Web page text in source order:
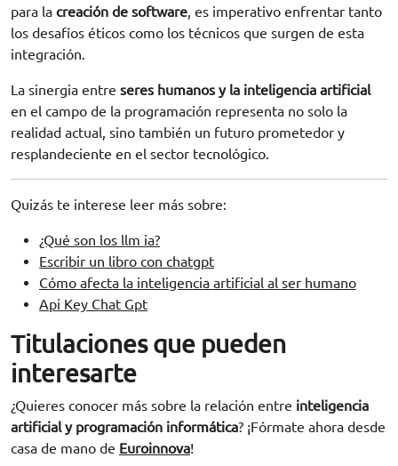
para la creación de software, es imperativo enfrentar tanto
los desafíos éticos como los técnicos que surgen de esta
integración.
La sinergia entre seres humanos y la inteligencia artificial
en el campo de la programación representa no solo la
realidad actual, sino también un futuro prometedor y
resplandeciente en el sector tecnológico.
Quizás te interese leer más sobre:
¿Qué son los llm ia?
Escribir un libro con chatgpt
Cómo afecta la inteligencia artificial al ser humano
Api Key Chat Gpt
Titulaciones que pueden
interesarte
¿Quieres conocer más sobre la relación entre inteligencia
artificial y programación informática? ¡Fórmate ahora desde
casa de mano de Euroinnova!